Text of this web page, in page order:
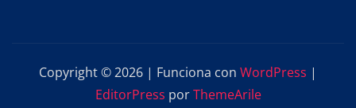
Copyright © 2026 | Funciona con WordPress |
EditorPress porThemeArile